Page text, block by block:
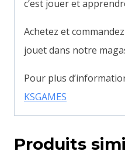
c’est jouer et
Achetez et
jouet dans notre
Pour plus
KSGAMES
Produits